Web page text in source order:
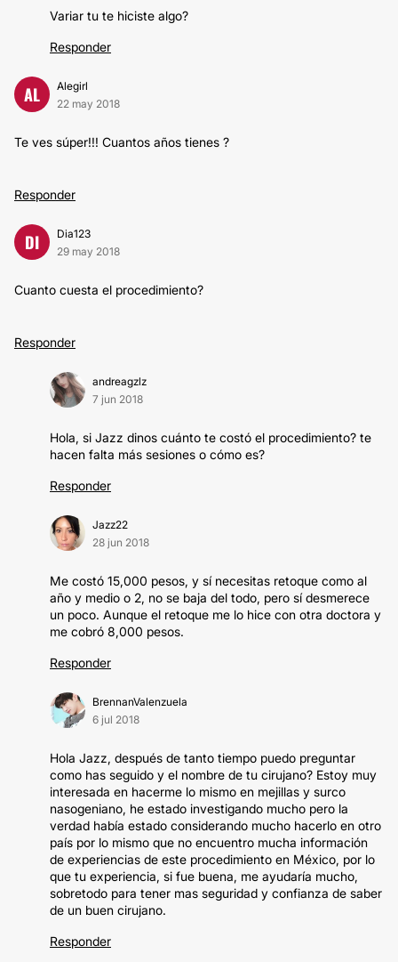
Variar tu te hiciste algo?
Responder
AL
Alegirl
22 may 2018
Te ves súper!!! Cuantos años tienes ?
Responder
DI
Dia123
29 may 2018
Cuanto cuesta el procedimiento?
Responder
andreagzlz
7 jun 2018
Hola, si Jazz dinos cuánto te costó el procedimiento? te
hacen falta más sesiones o cómo es?
Responder
Jazz22
28 jun 2018
Me costó 15,000 pesos, y sí necesitas retoque como al
año y medio o 2, no se baja del todo, pero sí desmerece
un poco. Aunque el retoque me lo hice con otra doctora y
me cobró 8,000 pesos.
Responder
BrennanValenzuela
6 jul 2018
Hola Jazz, después de tanto tiempo puedo preguntar
como has seguido y el nombre de tu cirujano? Estoy muy
interesada en hacerme lo mismo en mejillas y surco
nasogeniano, he estado investigando mucho pero la
verdad había estado considerando mucho hacerlo en otro
país por lo mismo que no encuentro mucha información
de experiencias de este procedimiento en México, por lo
que tu experiencia, si fue buena, me ayudaría mucho,
sobretodo para tener mas seguridad y confianza de saber
de un buen cirujano.
Responder